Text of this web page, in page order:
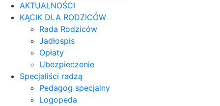
AKTUALNOŚCI
KĄCIK DLA RODZICÓW
Rada Rodziców
Jadłospis
Opłaty
Ubezpieczenie
Specjaliści radzą
Pedagog specjalny
Logopeda